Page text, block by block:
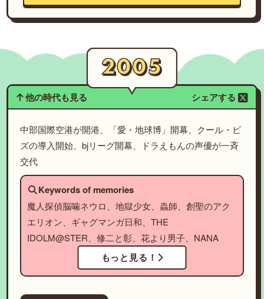
他の時代も見る シェアする
中部国際空港が開港、「愛・地球博」開幕、クール・ビ
ズの導入開始、bjリーグ開幕、ドラえもんの声優が一斉
交代
Keywords of memories
魔人探偵脳噛ネウロ、地獄少女、蟲師、創聖のアク
エリオン、ギャグマンガ日和、THE
IDOLM@STER、修二と彰、花より男子、NANA
もっと見る！